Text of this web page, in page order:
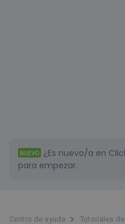
NUEVO ¿Es nuevo/a en
para empezar.
Centro de ayuda Tutoriales